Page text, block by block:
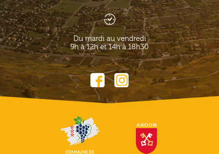
Du mardi au vendredi
9h à 12h et 14h à 18h30